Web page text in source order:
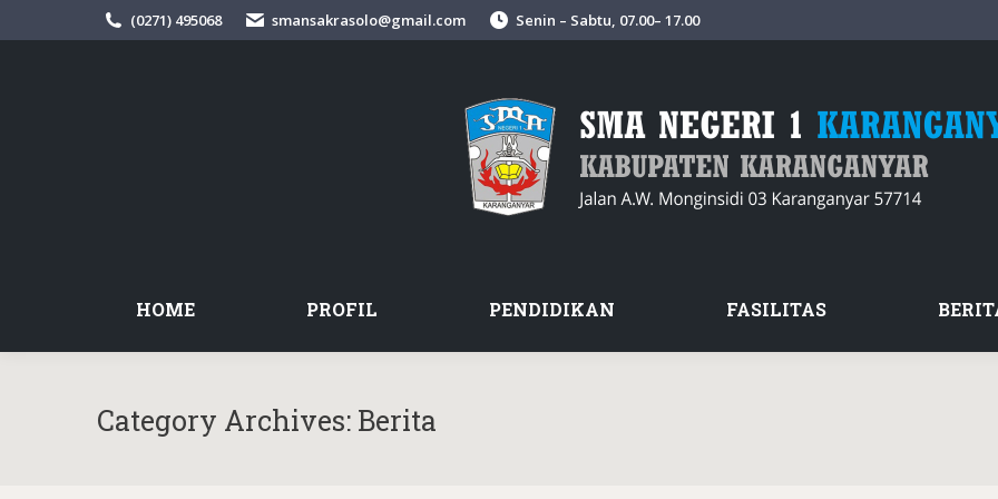
(0271) 495068 smansakrasolo@gmail.com Senin – Sabtu, 07.00– 17.00
HOME PROFIL PENDIDIKAN FASILITAS
Category Archives: Berita